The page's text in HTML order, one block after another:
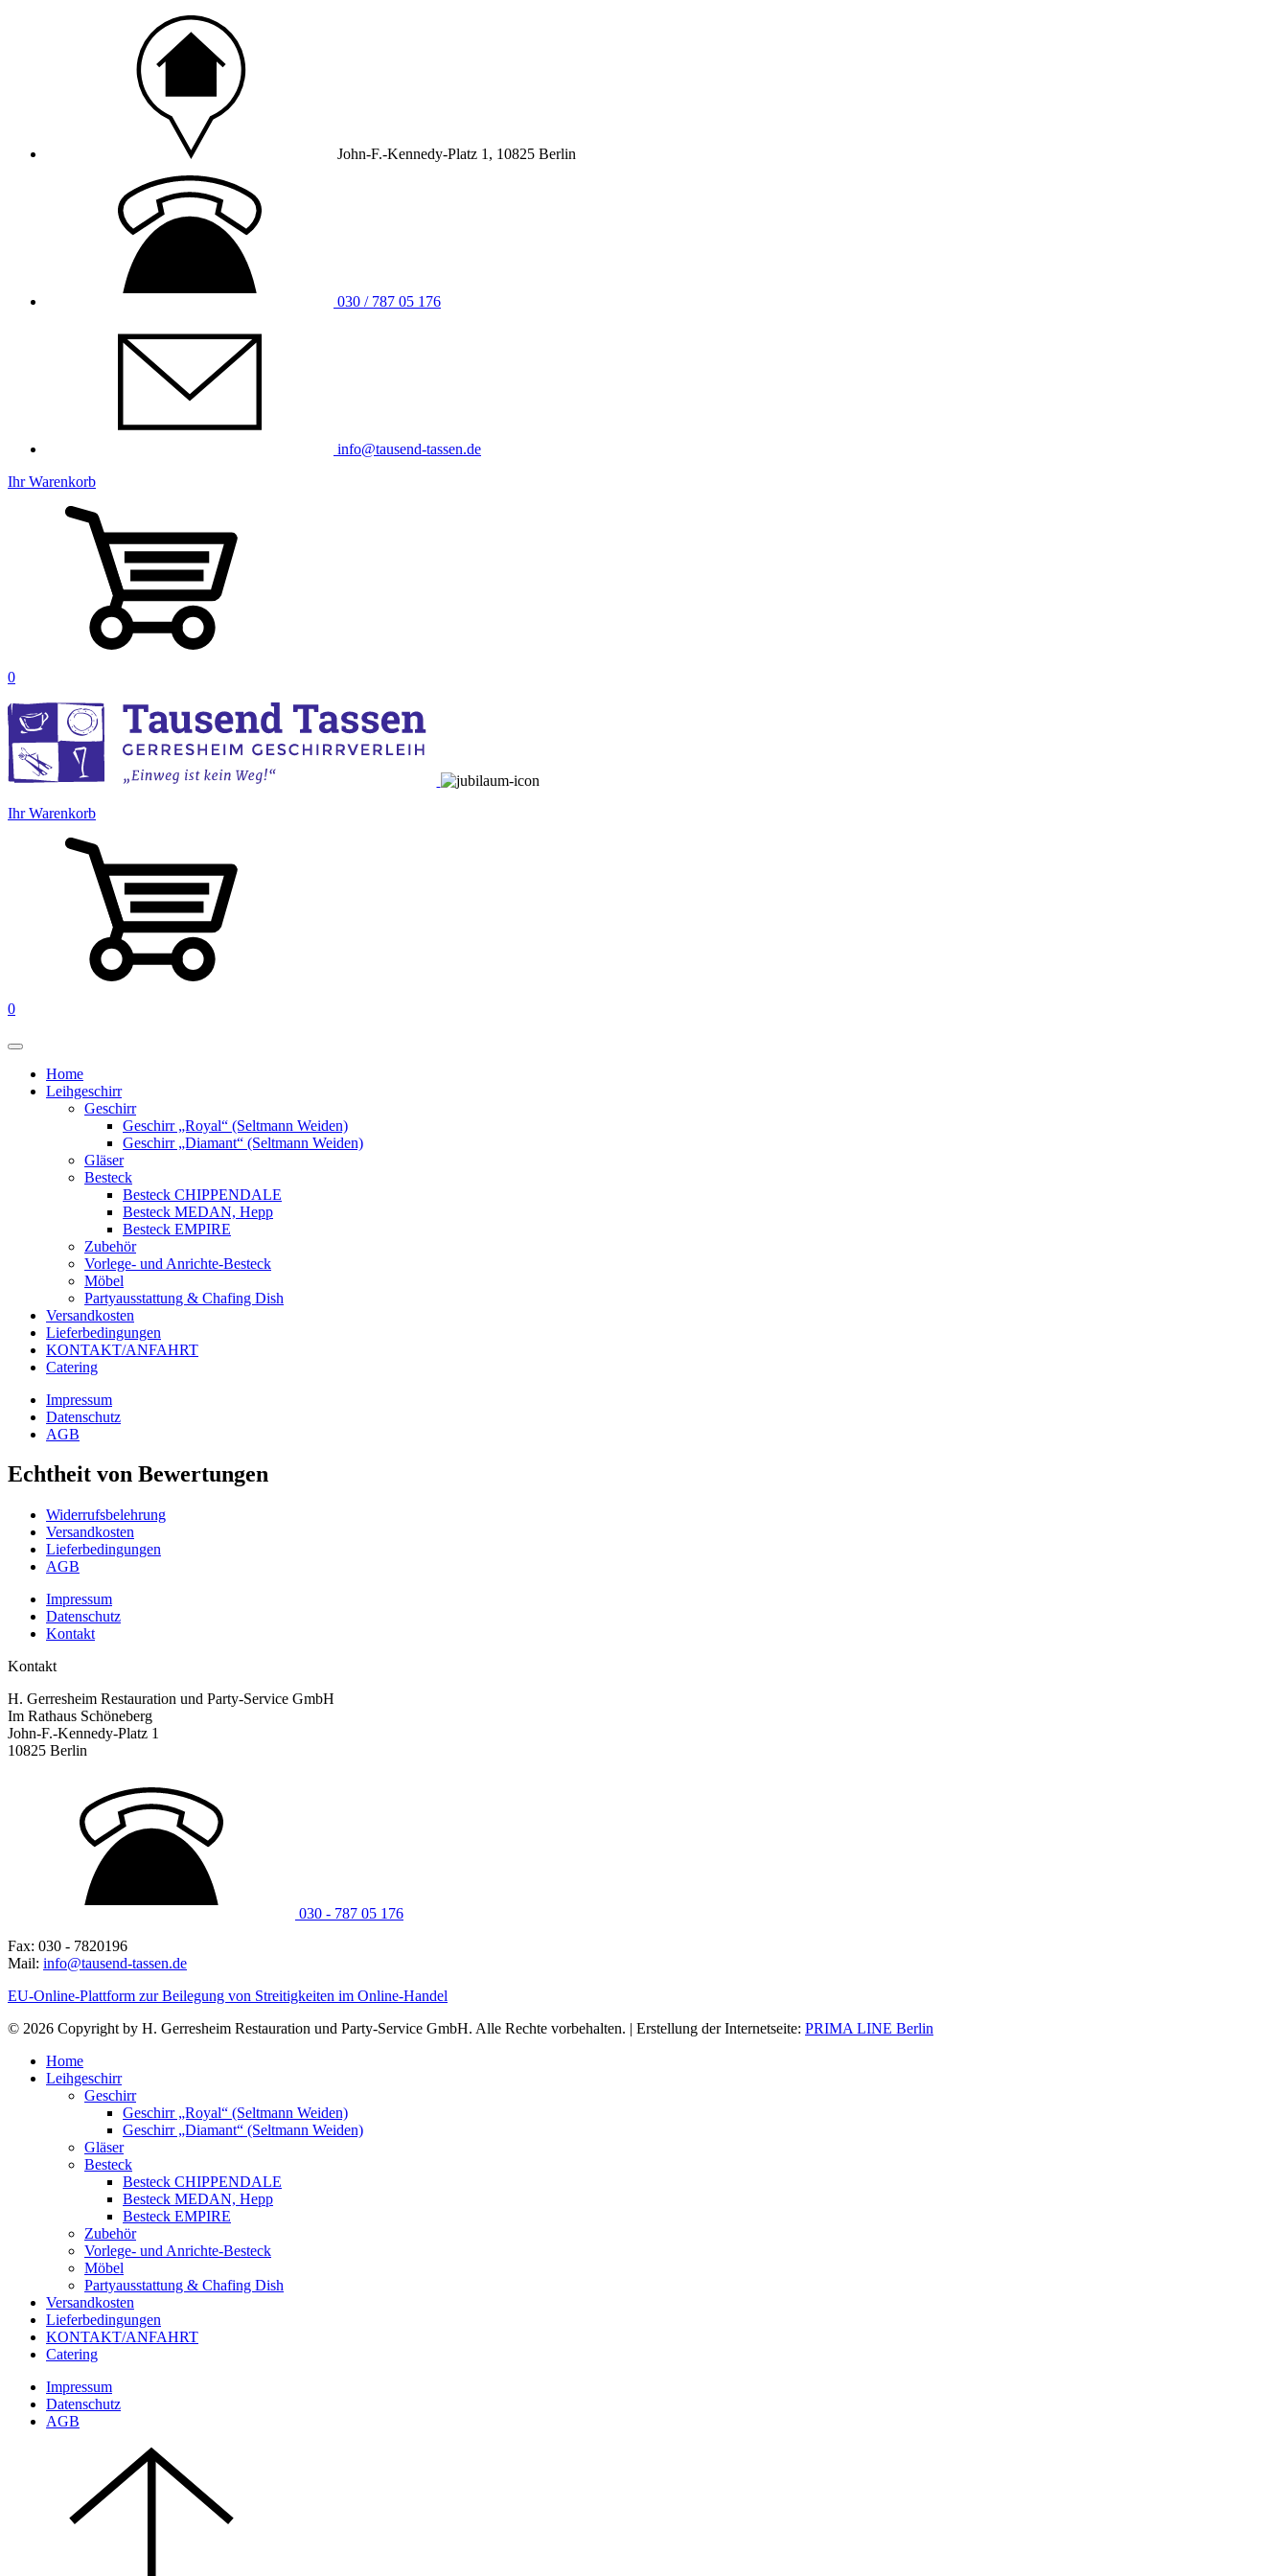
John-F.-Kennedy-Platz 1, 10825 Berlin
030 / 787 05 176
info@tausend-tassen.de
Ihr Warenkorb
0
Ihr Warenkorb
0
Home
Leihgeschirr
Geschirr
Geschirr „Royal“ (Seltmann Weiden)
Geschirr „Diamant“ (Seltmann Weiden)
Gläser
Besteck
Besteck CHIPPENDALE
Besteck MEDAN, Hepp
Besteck EMPIRE
Zubehör
Vorlege- und Anrichte-Besteck
Möbel
Partyausstattung & Chafing Dish
Versandkosten
Lieferbedingungen
KONTAKT/ANFAHRT
Catering
Impressum
Datenschutz
AGB
Echtheit von Bewertungen
Widerrufsbelehrung
Versandkosten
Lieferbedingungen
AGB
Impressum
Datenschutz
Kontakt
Kontakt
H. Gerresheim Restauration und Party-Service GmbH
Im Rathaus Schöneberg
John-F.-Kennedy-Platz 1
10825 Berlin
030 - 787 05 176
Fax: 030 - 7820196
Mail: info@tausend-tassen.de
EU-Online-Plattform zur Beilegung von Streitigkeiten im Online-Handel
© 2026 Copyright by H. Gerresheim Restauration und Party-Service GmbH. Alle Rechte vorbehalten. | Erstellung der Internetseite: PRIMA LINE Berlin
Home
Leihgeschirr
Geschirr
Geschirr „Royal“ (Seltmann Weiden)
Geschirr „Diamant“ (Seltmann Weiden)
Gläser
Besteck
Besteck CHIPPENDALE
Besteck MEDAN, Hepp
Besteck EMPIRE
Zubehör
Vorlege- und Anrichte-Besteck
Möbel
Partyausstattung & Chafing Dish
Versandkosten
Lieferbedingungen
KONTAKT/ANFAHRT
Catering
Impressum
Datenschutz
AGB